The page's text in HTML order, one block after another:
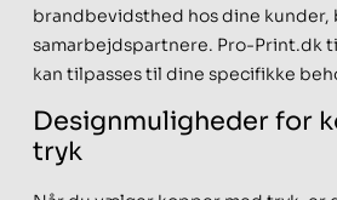
brandbevidsthed hos dine kunder,
samarbejdspartnere. Pro-Print.dk
kan tilpasses til dine specifikke
Designmuligheder for
tryk